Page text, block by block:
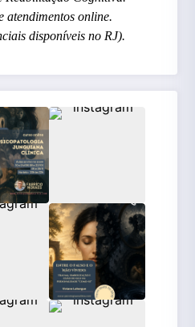
atendimentos online.
disponíveis no RJ).